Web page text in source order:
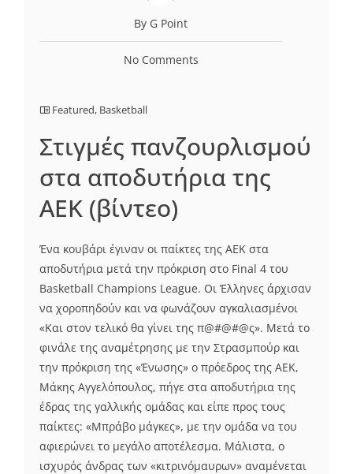
By G Point
No Comments
Featured, Basketball
Στιγμές πανζουρλισμού
στα αποδυτήρια της
ΑΕΚ (βίντεο)
Ένα κουβάρι έγιναν οι παίκτες της ΑΕΚ στα
αποδυτήρια μετά την πρόκριση στο Final 4 του
Basketball Champions League. Οι Έλληνες άρχισαν
να χοροπηδούν και να φωνάζουν αγκαλιασμένοι
«Και στον τελικό θα γίνει της π@#@#@ς». Μετά το
φινάλε της αναμέτρησης με την Στρασμπούρ και
την πρόκριση της «Ένωσης» ο πρόεδρος της ΑΕΚ,
Μάκης Αγγελόπουλος, πήγε στα αποδυτήρια της
έδρας της γαλλικής ομάδας και είπε προς τους
παίκτες: «Μπράβο μάγκες», με την ομάδα να του
αφιερώνει το μεγάλο αποτέλεσμα. Μάλιστα, ο
ισχυρός άνδρας των «κιτρινόμαυρων» αναμένεται